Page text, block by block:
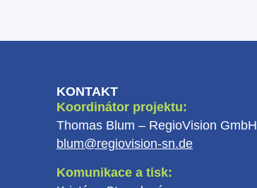
KONTAKT
Koordinátor projektu:
Thomas Blum – RegioVision GmbH
blum@regiovision-sn.de
Komunikace a tisk: